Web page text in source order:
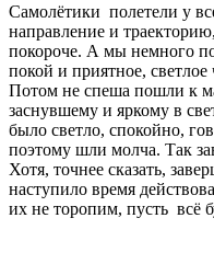
Самолётики полетели у
направление и
покороче. А мы немного
покой и приятное, светлое
Потом не спеша пошли к
заснувшему и яркому в
было светло, спокойно,
поэтому шли молча. Так
Хотя, точнее сказать,
наступило время
их не торопим, пусть всё